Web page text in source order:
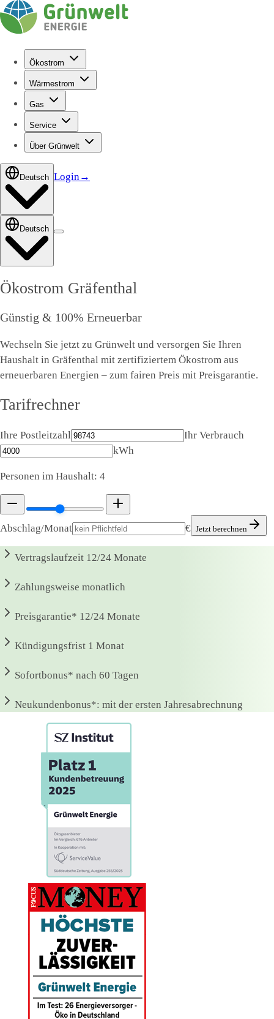
Ökostrom
Wärmestrom
Gas
Service
Über Grünwelt
Deutsch Login→
Deutsch
Ökostrom Gräfenthal
Günstig & 100% Erneuerbar
Wechseln Sie jetzt zu Grünwelt und versorgen Sie Ihren
Haushalt in Gräfenthal mit zertifiziertem Ökostrom aus
erneuerbaren Energien – zum fairen Preis mit Preisgarantie.
Tarifrechner
Ihre Postleitzahl
Ihr Verbrauch
kWh
Personen im Haushalt: 4
Abschlag/Monat € Jetzt berechnen
Vertragslaufzeit 12/24 Monate
Zahlungsweise monatlich
Preisgarantie* 12/24 Monate
Kündigungsfrist 1 Monat
Sofortbonus* nach 60 Tagen
Neukundenbonus*: mit der ersten Jahresabrechnung